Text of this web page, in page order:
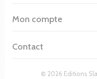
© 2026 Editions
Mon compte
Contact